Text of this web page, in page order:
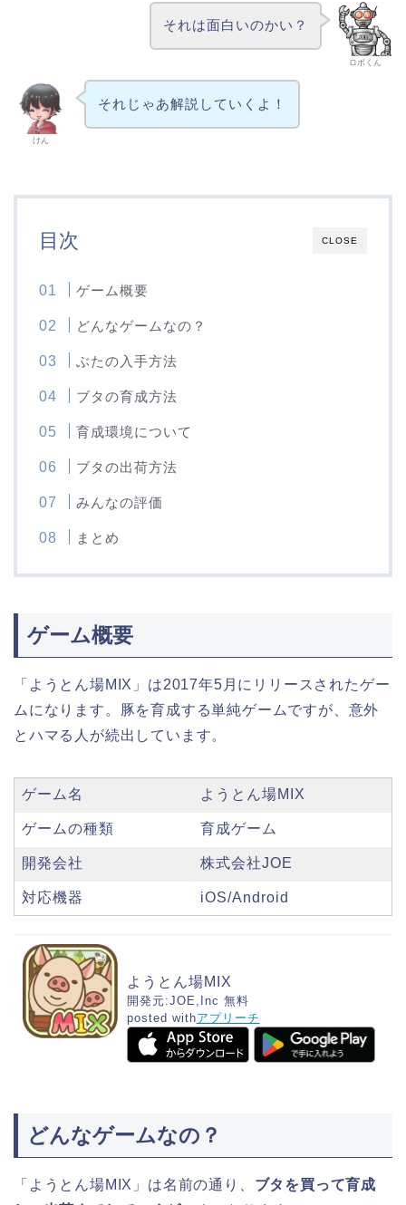
ロボくん
それは面白いのかい？
けん
それじゃあ解説していくよ！
CLOSE
目次
ゲーム概要
どんなゲームなの？
ぶたの入手方法
ブタの育成方法
育成環境について
ブタの出荷方法
みんなの評価
まとめ
ゲーム概要
「ようとん場MIX」は2017年5月にリリースされたゲー
ムになります。豚を育成する単純ゲームですが、意外
とハマる人が続出しています。
ゲーム名 ようとん場MIX
ゲームの種類 育成ゲーム
開発会社 株式会社JOE
対応機器 iOS/Android
ようとん場MIX
開発元:JOE,Inc 無料
posted withアプリーチ
どんなゲームなの？
「ようとん場MIX」は名前の通り、 ブタを買って育成